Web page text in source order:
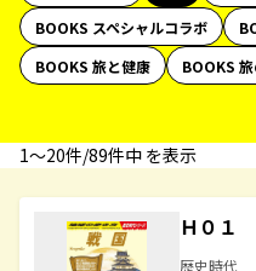
BOOKS スペシャルコラボ
BOOKS 旅と健康
BOOKS
1〜20件/89件中 を表示
Ｈ０１
歴史時代